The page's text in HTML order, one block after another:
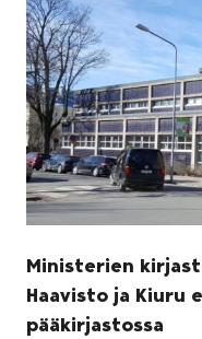
Ministerien
Haavisto ja Kiuru
pääkirjastossa